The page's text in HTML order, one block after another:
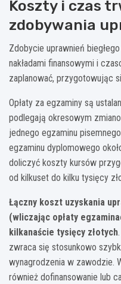
Koszty i czas
zdobywania
Zdobycie uprawnień
nakładami finansowymi i
zaplanować, przygotowując
Opłaty za egzaminy są
podlegają okresowym
jednego egzaminu
egzaminu dyplomowego
doliczyć koszty kursów
od kilkuset do kilku tysięcy
Łączny koszt uzyskania
(wliczając opłaty
kilkanaście tysięcy złotych
zwraca się stosunkowo
wynagrodzenia w zawodzie.
również dofinansowanie lub